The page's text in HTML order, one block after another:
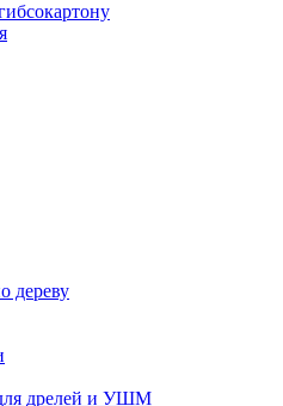
дереву
дрелей и УШМ